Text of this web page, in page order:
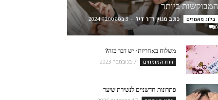
המבוקשות ביותר
בלוג מאמרים כתב מגזין ד"ר דיל - 3 בספטמבר 2024
0
משלוח באחריות- יש דבר כזה?
זירת המומחים 7 בנובמבר 2023
פתרונות חדשניים לנשירת שיער